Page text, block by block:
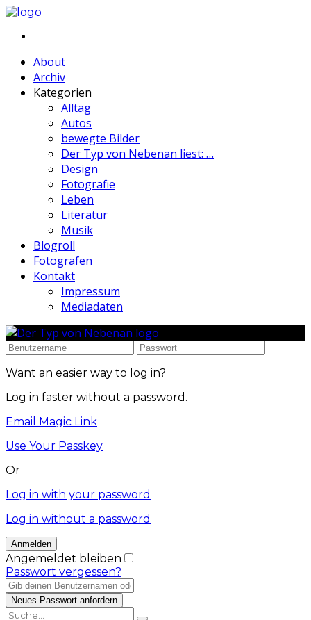
About
Archiv
Kategorien
Alltag
Autos
bewegte Bilder
Der Typ von Nebenan liest: …
Design
Fotografie
Leben
Literatur
Musik
Blogroll
Fotografen
Kontakt
Impressum
Mediadaten
Want an easier way to log in?
Log in faster without a password.
Email Magic Link
Use Your Passkey
Or
Log in with your password
Log in without a password
Angemeldet bleiben
Passwort vergessen?